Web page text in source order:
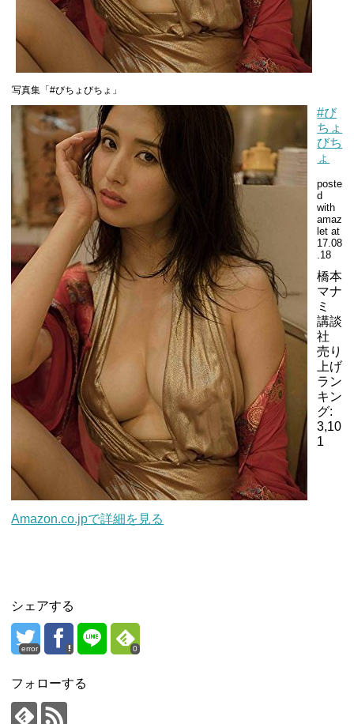
写真集「#びちょびちょ」
#び
ちょ
びち
ょ
poste
d
with
amaz
let at
17.08
.18
橋本
マナ
ミ
講談
社
売り
上げ
ラン
キン
グ:
3,10
1
Amazon.co.jpで詳細を見る
シェアする
error 0
フォローする